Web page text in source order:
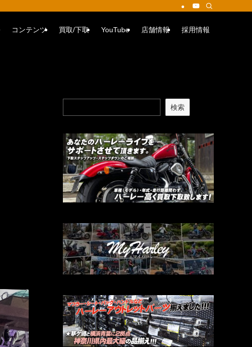
コンテンツ 買取/下取 YouTube 店舗情報 採用情報
検索